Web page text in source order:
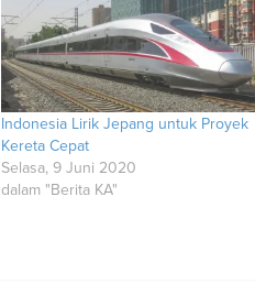
Indonesia Lirik Jepang untuk Proyek
Kereta Cepat
Selasa, 9 Juni 2020
dalam "Berita KA"